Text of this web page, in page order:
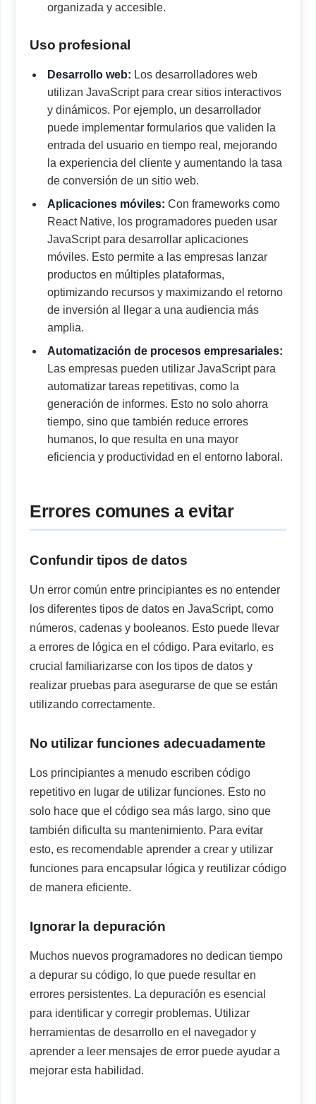
organizada y accesible.
Uso profesional
Desarrollo web: Los desarrolladores web
utilizan JavaScript para crear sitios interactivos
y dinámicos. Por ejemplo, un desarrollador
puede implementar formularios que validen la
entrada del usuario en tiempo real, mejorando
la experiencia del cliente y aumentando la tasa
de conversión de un sitio web.
Aplicaciones móviles: Con frameworks como
React Native, los programadores pueden usar
JavaScript para desarrollar aplicaciones
móviles. Esto permite a las empresas lanzar
productos en múltiples plataformas,
optimizando recursos y maximizando el retorno
de inversión al llegar a una audiencia más
amplia.
Automatización de procesos empresariales:
Las empresas pueden utilizar JavaScript para
automatizar tareas repetitivas, como la
generación de informes. Esto no solo ahorra
tiempo, sino que también reduce errores
humanos, lo que resulta en una mayor
eficiencia y productividad en el entorno laboral.
Errores comunes a evitar
Confundir tipos de datos
Un error común entre principiantes es no entender
los diferentes tipos de datos en JavaScript, como
números, cadenas y booleanos. Esto puede llevar
a errores de lógica en el código. Para evitarlo, es
crucial familiarizarse con los tipos de datos y
realizar pruebas para asegurarse de que se están
utilizando correctamente.
No utilizar funciones adecuadamente
Los principiantes a menudo escriben código
repetitivo en lugar de utilizar funciones. Esto no
solo hace que el código sea más largo, sino que
también dificulta su mantenimiento. Para evitar
esto, es recomendable aprender a crear y utilizar
funciones para encapsular lógica y reutilizar código
de manera eficiente.
Ignorar la depuración
Muchos nuevos programadores no dedican tiempo
a depurar su código, lo que puede resultar en
errores persistentes. La depuración es esencial
para identificar y corregir problemas. Utilizar
herramientas de desarrollo en el navegador y
aprender a leer mensajes de error puede ayudar a
mejorar esta habilidad.